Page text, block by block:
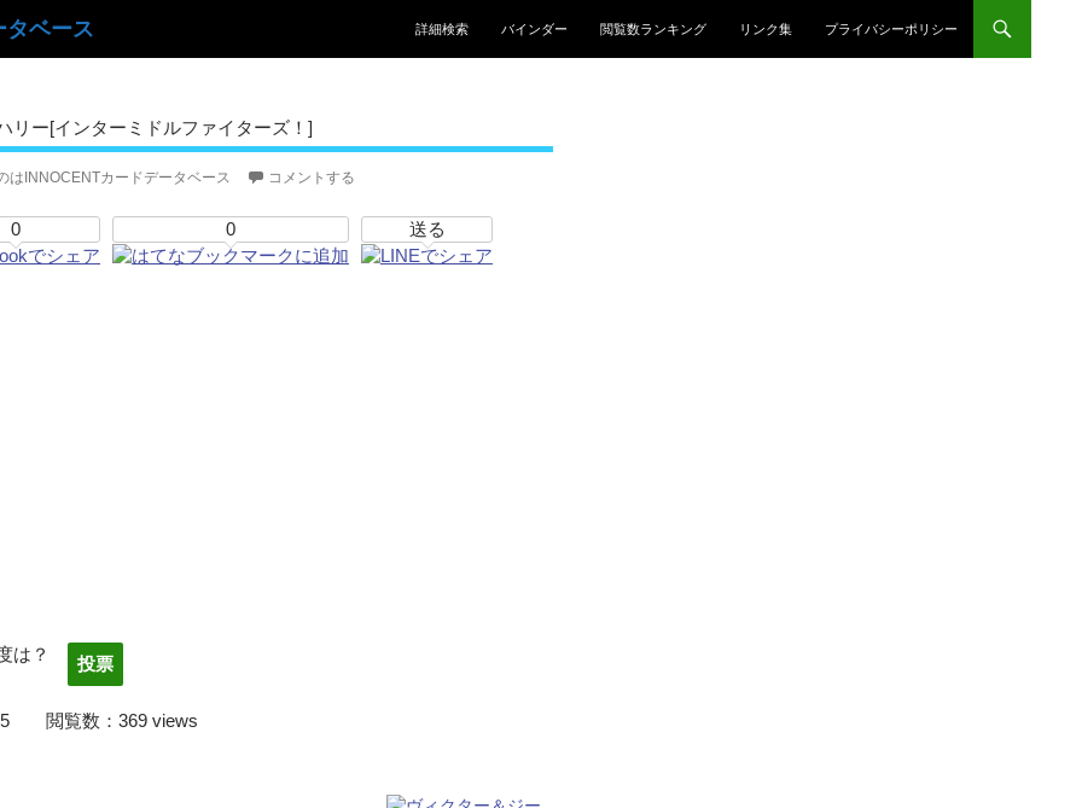
タベース
詳細検索
バインダー 閲覧数ランキング リンク集 プライバシーポリシー
リー[インターミドルファイターズ！]
はINNOCENTカードデータベース コメントする
0 0 送る
は？
04/05 閲覧数：369 views